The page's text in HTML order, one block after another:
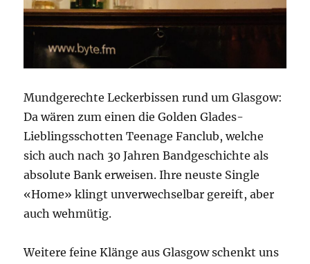
Mundgerechte Leckerbissen rund um Glasgow:
Da wären zum einen die Golden Glades-
Lieblingsschotten Teenage Fanclub, welche
sich auch nach 30 Jahren Bandgeschichte als
absolute Bank erweisen. Ihre neuste Single
«Home» klingt unverwechselbar gereift, aber
auch wehmütig.
Weitere feine Klänge aus Glasgow schenkt uns